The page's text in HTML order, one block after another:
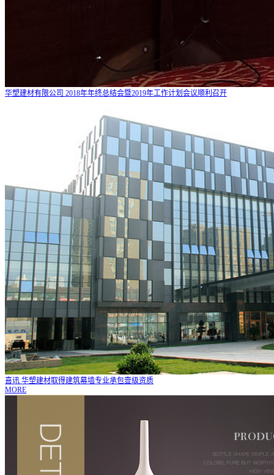
华塑建材有限公司 2018年年终总结会暨2019年工作计划会议顺利召开
喜讯 华塑建材取得建筑幕墙专业承包壹级资质
MORE